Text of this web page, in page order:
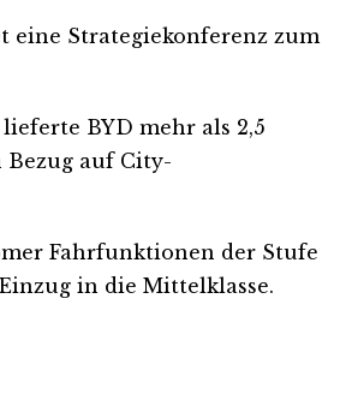
eine Strategiekonferenz zum
BYD mehr als 2,5
auf City-
Fahrfunktionen der Stufe
in die Mittelklasse.